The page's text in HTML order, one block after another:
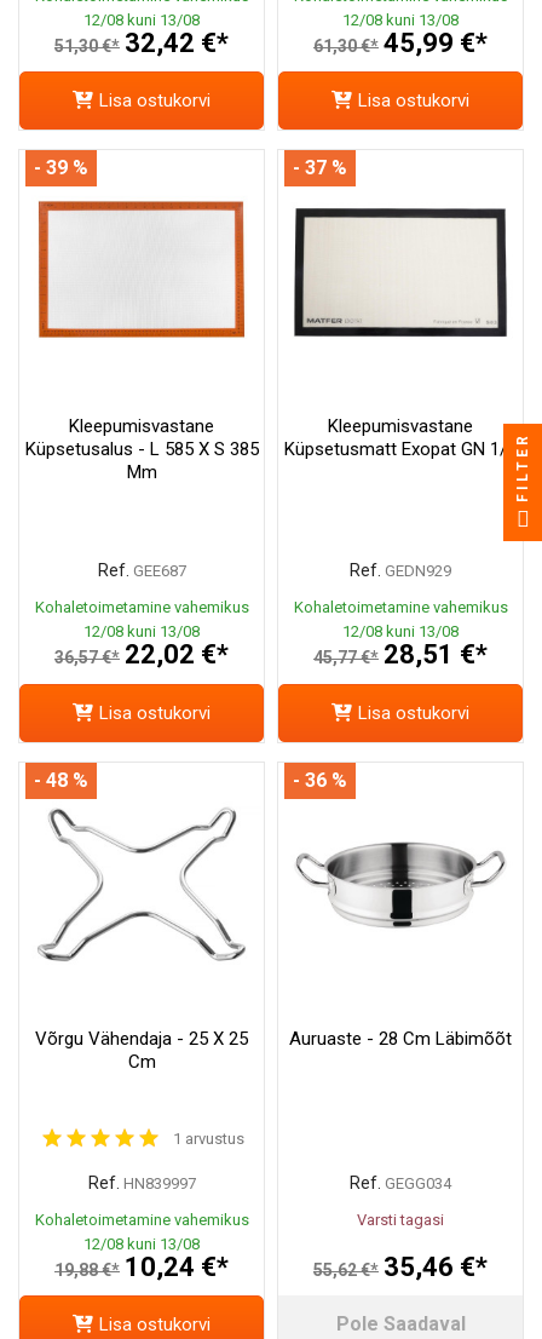
12/08 kuni 13/08
51,30 €* 32,42 €*
Lisa ostukorvi
12/08 kuni 13/08
61,30 €* 45,99 €*
Lisa ostukorvi
Kleepumisvastane
Küpsetusalus - L 585 X S 385
Mm
Ref. GEE687
Kohaletoimetamine vahemikus
12/08 kuni 13/08
36,57 €* 22,02 €*
- 39 %
Lisa ostukorvi
Kleepumisvastane
Küpsetusmatt Exopat GN 1/1
Ref. GEDN929
Kohaletoimetamine vahemikus
12/08 kuni 13/08
45,77 €* 28,51 €*
- 37 %
Lisa ostukorvi
Võrgu Vähendaja - 25 X 25
Cm
1 arvustus
Ref. HN839997
Kohaletoimetamine vahemikus
12/08 kuni 13/08
19,88 €* 10,24 €*
- 48 %
Lisa ostukorvi
Auruaste - 28 Cm Läbimõõt
Ref. GEGG034
Varsti tagasi
55,62 €* 35,46 €*
- 36 %
Pole Saadaval
FILTER